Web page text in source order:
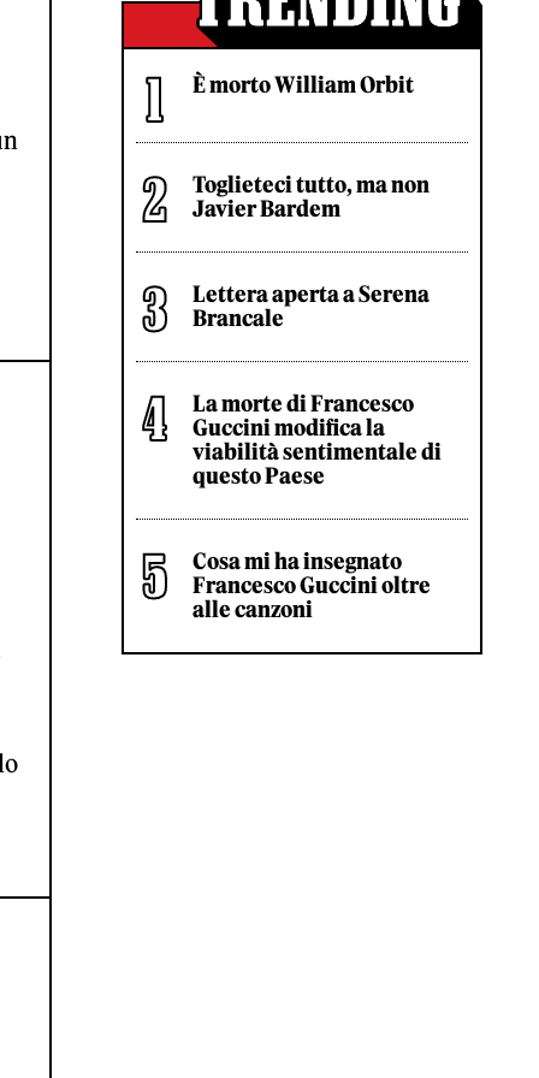
È morto William Orbit
Toglieteci tutto, ma non
Javier Bardem
Lettera aperta a Serena
Brancale
La morte di Francesco
Guccini modifica la
viabilità sentimentale di
questo Paese
Cosa mi ha insegnato
Francesco Guccini oltre
alle canzoni